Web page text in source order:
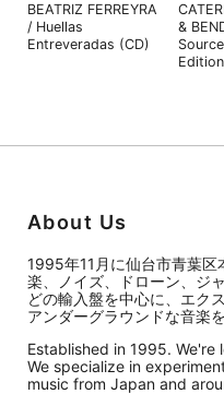
BEATRIZ FERREYRA
/ Huellas
Entreveradas (CD)
&
About Us
1995年11月に仙台市青葉
楽、ノイズ、ドローン、ジ
どの輸入盤を中心に、エク
アンダーグラウンドな音楽
Established in 1995.
We specialize in
music from Japan and